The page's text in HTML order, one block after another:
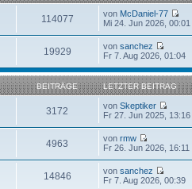
114077 von McDaniel-77
Mi 24. Jun 2026, 00:01
19929 vonsanchez
Fr 7. Aug 2026, 01:04
BEITRÄGE LETZTER BEITRAG
3172 vonSkeptiker
Fr 27. Jun 2025, 13:16
4963 vonrmw
Fr 26. Jun 2026, 16:11
14846 vonsanchez
Fr 7. Aug 2026, 00:39